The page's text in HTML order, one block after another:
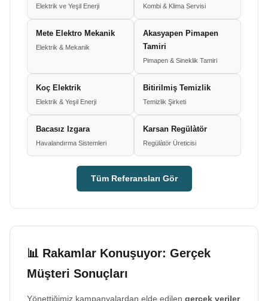
Elektrik ve Yeşil Enerji Kombi & Klima Servisi
Mete Elektro Mekanik
Elektrik & Mekanik
Akasyapen Pimapen
Tamiri
Pimapen & Sineklik Tamiri
Koç Elektrik
Elektrik & Yeşil Enerji
Bitirilmiş Temizlik
Temizlik Şirketi
Bacasız Izgara
Havalandırma Sistemleri
Karsan Regülàtör
Regülàtör Üreticisi
Tüm Referansları Gör
📊 Rakamlar Konuşuyor: Gerçek
Müşteri Sonuçları
Yönettiğimiz kampanyalardan elde edilen gerçek veriler